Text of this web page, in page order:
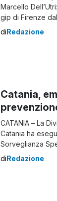
Marcello
gip di Firenze
Firenze.
diRedazione
Catania,
CATANIA – La
Catania ha
Sorveglianza
irrogate dal
diRedazione